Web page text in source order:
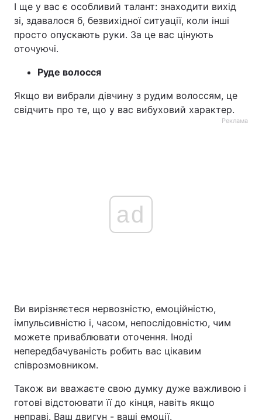
І ще у вас є особливий талант: знаходити вихід
зі, здавалося б, безвихідної ситуації, коли інші
просто опускають руки. За це вас цінують
оточуючі.
Руде волосся
Якщо ви вибрали дівчину з рудим волоссям, це
свідчить про те, що у вас вибуховий характер.
Реклама
ad
Ви вирізняєтеся нервозністю, емоційністю,
імпульсивністю і, часом, непослідовністю, чим
можете приваблювати оточення. Іноді
непередбачуваність робить вас цікавим
співрозмовником.
Також ви вважаєте свою думку дуже важливою і
готові відстоювати її до кінця, навіть якщо
неправі. Ваш двигун - ваші емоції.